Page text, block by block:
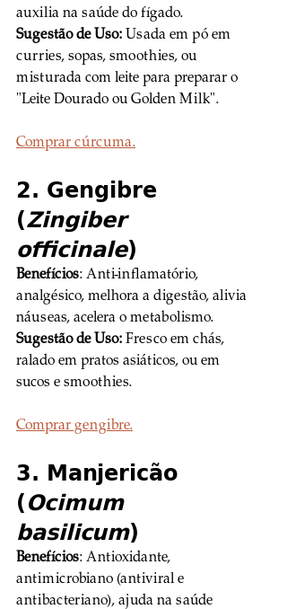
auxilia na saúde do fígado.
Sugestão de Uso: Usada em pó em
curries, sopas, smoothies, ou
misturada com leite para preparar o
"Leite Dourado ou Golden Milk".
Comprar cúrcuma.
2. Gengibre
(Zingiber
officinale)
Benefícios: Anti-inflamatório,
analgésico, melhora a digestão, alivia
náuseas, acelera o metabolismo.
Sugestão de Uso: Fresco em chás,
ralado em pratos asiáticos, ou em
sucos e smoothies.
Comprar gengibre.
3. Manjericão
(Ocimum
basilicum)
Benefícios: Antioxidante,
antimicrobiano (antiviral e
antibacteriano), ajuda na saúde